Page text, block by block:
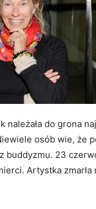
należała do grona
osób wie, że
buddyzmu. 23
Artystka zmarła